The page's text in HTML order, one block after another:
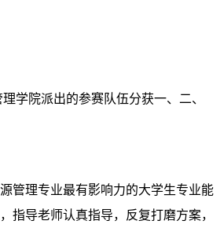
学院派出的参赛队伍分获一、二、
管理专业最有影响力的大学生专业能
指导老师认真指导，反复打磨方案，